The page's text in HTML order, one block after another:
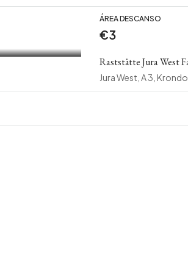
ÁREA DESCANSO
€3
Raststätte Jura West